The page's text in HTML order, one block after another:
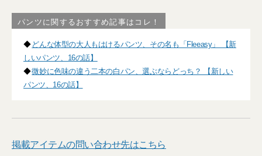
パンツに関するおすすめ記事はコレ！
◆ どんな体型の大人もはけるパンツ、その名も「Fleeasy」 【新
しいパンツ、16の話】
◆微妙に色味の違う二本の白パン、選ぶならどっち？ 【新しい
パンツ、16の話】
掲載アイテムの問い合わせ先はこちら